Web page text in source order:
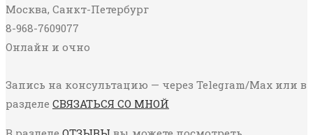
Москва, Санкт-Петербург
8-968-7609077
Онлайн и очно
Запись на консультацию — через Telegram/Max или в
разделе СВЯЗАТЬСЯ СО МНОЙ